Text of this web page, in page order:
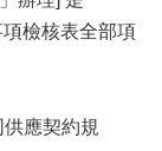
檢核表全部項
應契約規